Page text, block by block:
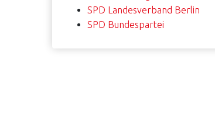
SPD Landesverband Berlin
SPD Bundespartei